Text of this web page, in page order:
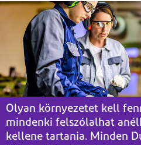
Olyan környezetet kell
mindenki felszólalhat
kellene tartania. Minden